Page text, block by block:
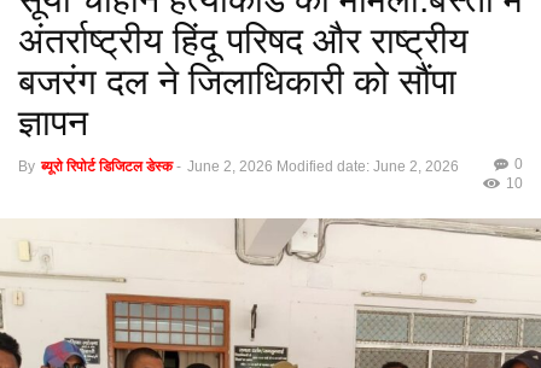
अंतर्राष्ट्रीय हिंदू परिषद और राष्ट्रीय
बजरंग दल ने जिलाधिकारी को सौंपा
ज्ञापन
By ब्यूरो रिपोर्ट डिजिटल डेस्क - June 2, 2026 Modified date: June 2, 2026
0
10